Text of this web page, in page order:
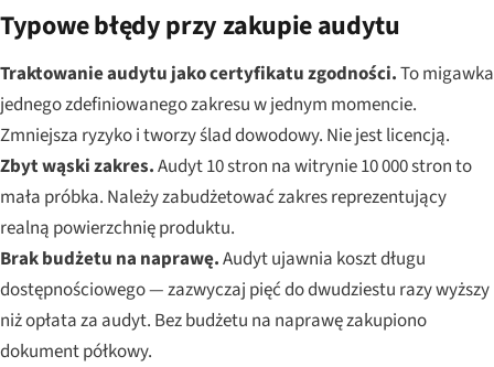
Typowe błędy przy zakupie audytu
Traktowanie audytu jako certyfikatu zgodności.To migawka
jednego zdefiniowanego zakresu w jednym momencie.
Zmniejsza ryzyko i tworzy ślad dowodowy. Nie jest licencją.
Zbyt wąski zakres.Audyt 10 stron na witrynie 10 000 stron to
mała próbka. Należy zabudżetować zakres reprezentujący
realną powierzchnię produktu.
Brak budżetu na naprawę.Audyt ujawnia koszt długu
dostępnościowego — zazwyczaj pięć do dwudziestu razy wyższy
niż opłata za audyt. Bez budżetu na naprawę zakupiono
dokument półkowy.